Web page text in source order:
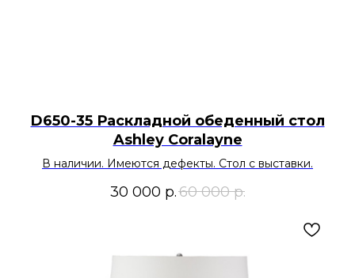
D650-35 Раскладной обеденный стол
Ashley Coralayne
В наличии. Имеются дефекты. Стол с выставки.
30 000 р.60 000 р.